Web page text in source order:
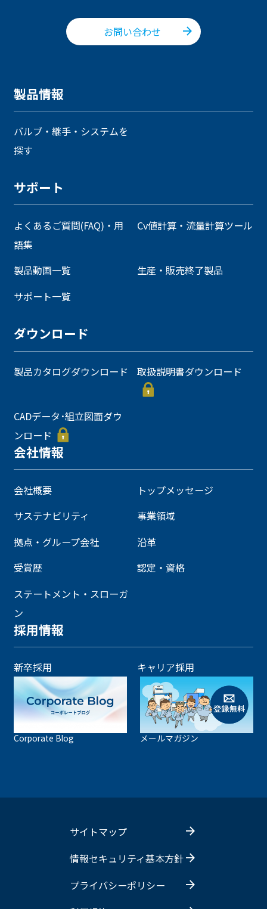
お問い合わせ
製品情報
バルブ・継手・システムを
探す
サポート
よくあるご質問(FAQ)・用
語集
Cv値計算・流量計算ツール
製品動画一覧
生産・販売終了製品
サポート一覧
ダウンロード
製品カタログダウンロード 取扱説明書ダウンロード
CADデータ･組立図面ダウ
ンロード
会社情報
会社概要
トップメッセージ
サステナビリティ
事業領域
拠点・グループ会社
沿革
受賞歴
認定・資格
ステートメント・スローガ
ン
採用情報
新卒採用 キャリア採用
Corporate Blog メールマガジン
サイトマップ
情報セキュリティ基本方針
プライバシーポリシー